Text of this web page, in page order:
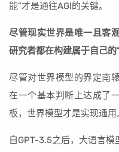
能”才是通往AGI的关键。
尽管现实世界是唯一且客
研究者都在构建属于自己的“
尽管对世界模型的界定南
在一个基本判断上达成了
板，世界模型才是实现通用
自GPT-3.5之后，大语言